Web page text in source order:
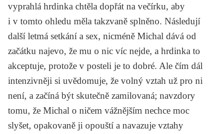
vyprahlá hrdinka chtěla dopřát na večírku, aby
i v tomto ohledu měla takzvaně splněno. Následují
další letmá setkání a sex, nicméně Michal dává od
začátku najevo, že mu o nic víc nejde, a hrdinka to
akceptuje, protože v posteli je to dobré. Ale čím dál
intenzivněji si uvědomuje, že volný vztah už pro ni
není, a začíná být skutečně zamilovaná; navzdory
tomu, že Michal o ničem vážnějším nechce moc
slyšet, opakovaně ji opouští a navazuje vztahy